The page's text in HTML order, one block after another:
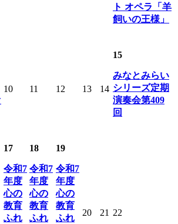
ト オペラ「羊
飼いの王様」
10 11 12 13 14
15
みなとみらい
シリーズ定期
演奏会第409
回
17
令和7
年度
心の
教育
ふれ
18
令和7
年度
心の
教育
ふれ
19
令和7
年度
心の
教育
ふれ
20 21 22